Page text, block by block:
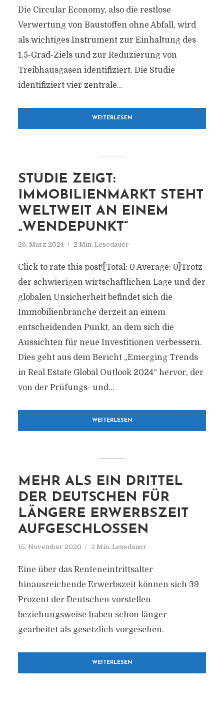
Die Circular Economy, also die restlose
Verwertung von Baustoffen ohne Abfall, wird
als wichtiges Instrument zur Einhaltung des
1,5-Grad-Ziels und zur Reduzierung von
Treibhausgasen identifiziert. Die Studie
identifiziert vier zentrale...
WEITERLESEN
STUDIE ZEIGT:
IMMOBILIENMARKT STEHT
WELTWEIT AN EINEM
„WENDEPUNKT“
26. März 2024 2 Min. Lesedauer
Click to rate this post![Total: 0 Average: 0]Trotz
der schwierigen wirtschaftlichen Lage und der
globalen Unsicherheit befindet sich die
Immobilienbranche derzeit an einem
entscheidenden Punkt, an dem sich die
Aussichten für neue Investitionen verbessern.
Dies geht aus dem Bericht „Emerging Trends
in Real Estate Global Outlook 2024“ hervor, der
von der Prüfungs- und...
WEITERLESEN
MEHR ALS EIN DRITTEL
DER DEUTSCHEN FÜR
LÄNGERE ERWERBSZEIT
AUFGESCHLOSSEN
15. November 2020 2 Min. Lesedauer
Eine über das Renteneintrittsalter
hinausreichende Erwerbszeit können sich 39
Prozent der Deutschen vorstellen
beziehungsweise haben schon länger
gearbeitet als gesetzlich vorgesehen.
WEITERLESEN